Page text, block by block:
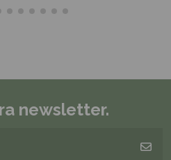
newsletter.